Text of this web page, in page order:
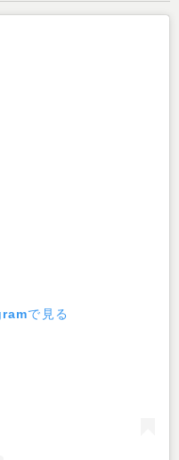
で見る